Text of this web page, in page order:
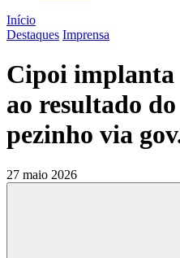
Início
Destaques Imprensa
Cipoi implanta
ao resultado
pezinho via
27 maio 2026